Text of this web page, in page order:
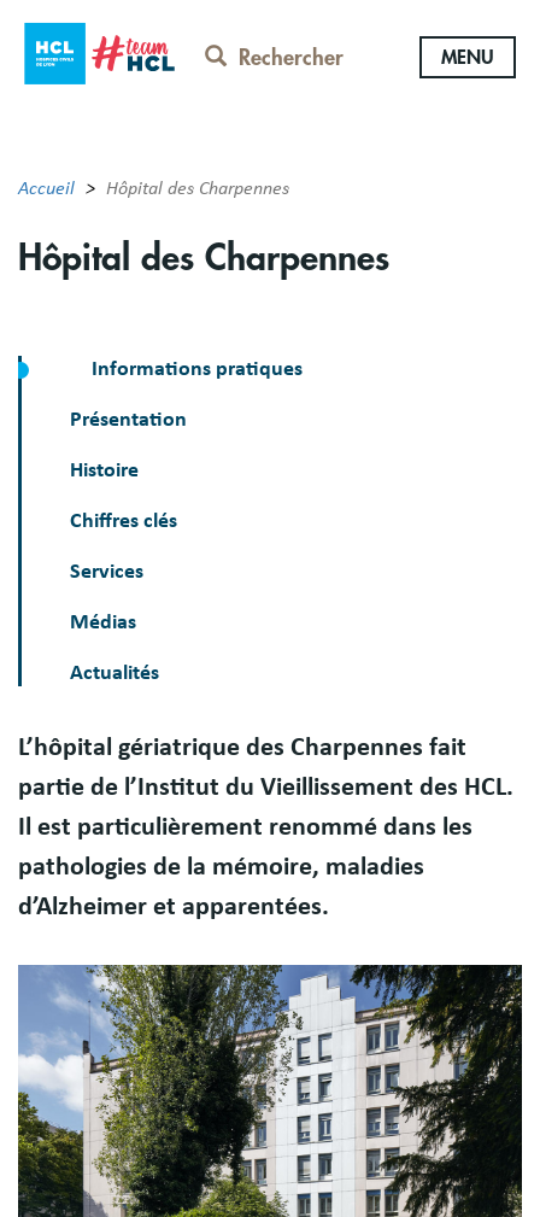
contenu
Rechercher MENU
Accueil Hôpital des Charpennes
Hôpital des Charpennes
Informations pratiques
Présentation
Histoire
Chiffres clés
Services
Médias
Actualités
L’hôpital gériatrique des Charpennes fait
partie de l’Institut du Vieillissement des HCL.
Il est particulièrement renommé dans les
pathologies de la mémoire, maladies
d’Alzheimer et apparentées.